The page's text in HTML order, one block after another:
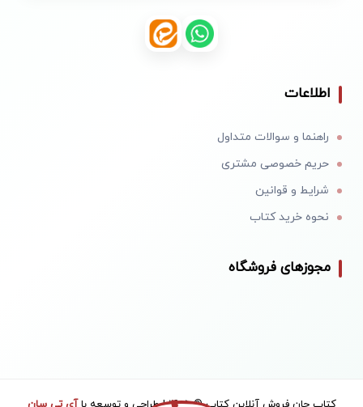
اطلاعات
راهنما و سوالات متداول
حریم خصوصی مشتری
شرایط و قوانین
نحوه خرید کتاب
مجوزهای فروشگاه